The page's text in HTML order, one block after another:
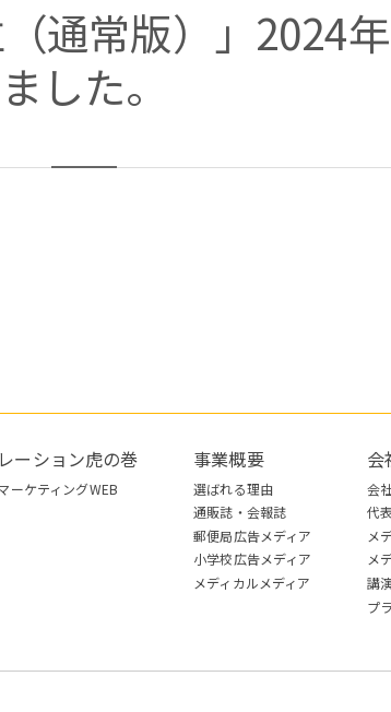
通常版）」2024
ました。
ーション虎の巻
ーケティングWEB
事業概要
選ばれる理由
通販誌・会報誌
郵便局広告メディア
小学校広告メディア
メディカルメディア
会
会
代
メ
メ
講
プ